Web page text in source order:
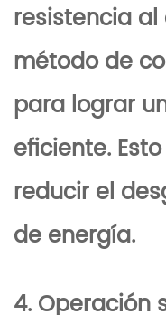
resistencia
método de
para lograr
eficiente.
reducir el
de energía.
4. Operación